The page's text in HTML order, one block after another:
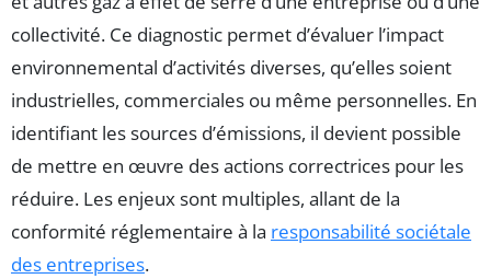
collectivité. Ce diagnostic permet d’évaluer l’impact
environnemental d’activités diverses, qu’elles soient
industrielles, commerciales ou même personnelles. En
identifiant les sources d’émissions, il devient possible
de mettre en œuvre des actions correctrices pour les
réduire. Les enjeux sont multiples, allant de la
conformité réglementaire à la responsabilité sociétale
des entreprises.